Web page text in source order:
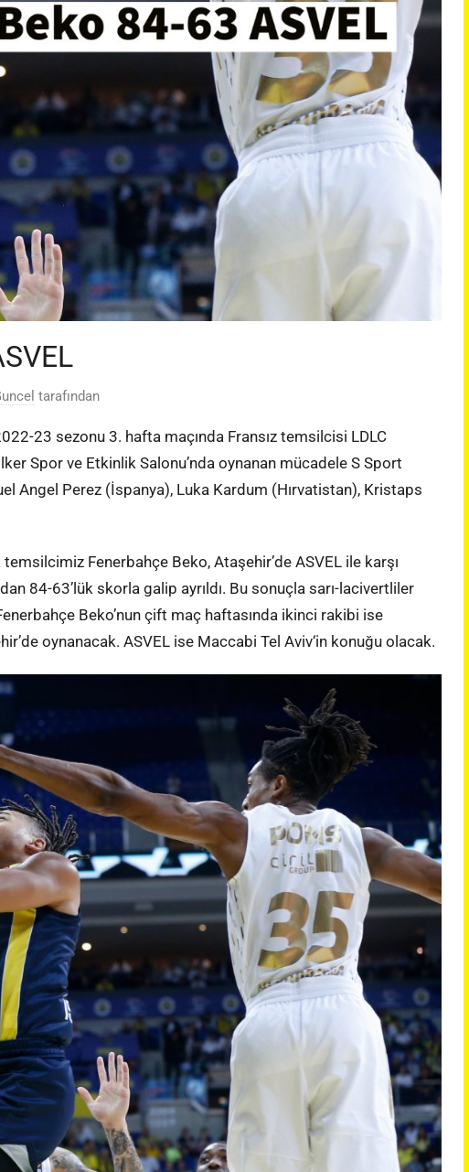
tarafından
23 sezonu 3. hafta maçında Fransız temsilcisi LDLC
Spor ve Etkinlik Salonu’nda oynanan mücadele S Sport
Angel Perez (İspanya), Luka Kardum (Hırvatistan), Kristaps
Fenerbahçe Beko, Ataşehir’de ASVEL ile karşı
84-63’lük skorla galip ayrıldı. Bu sonuçla sarı-lacivertliler
Beko’nun çift maç haftasında ikinci rakibi ise
oynanacak. ASVEL ise Maccabi Tel Aviv‘in konuğu olacak.